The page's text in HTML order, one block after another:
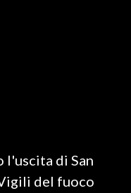
l'uscita di San
del fuoco